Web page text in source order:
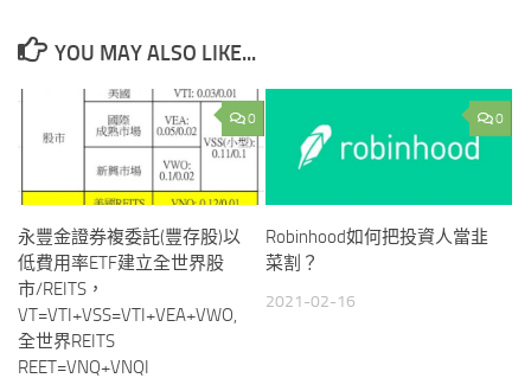
YOU MAY ALSO LIKE...
0
永豐金證券複委託(豐存股)以
低費用率ETF建立全世界股
市/REITS，
VT=VTI+VSS=VTI+VEA+VWO,
全世界REITS
REET=VNQ+VNQI
0
Robinhood如何把投資人當韭
菜割？
2021-02-16